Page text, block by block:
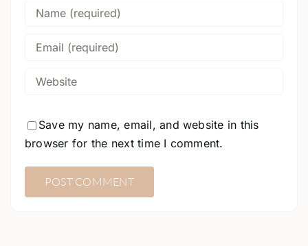
Save my name, email, and website in this
browser for the next time I comment.